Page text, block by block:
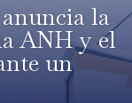
la
ANH y el
un